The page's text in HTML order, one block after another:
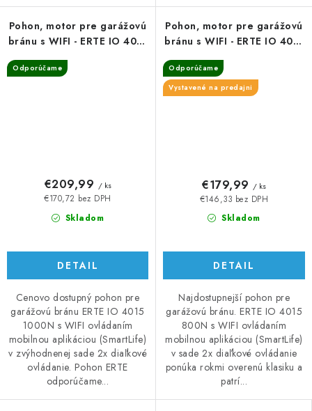
Pohon, motor pre garážovú
bránu s WIFI - ERTE IO 4015
Odporúčame
Skladom
€170,72 bez DPH
€209,99 / ks
DETAIL
Cenovo dostupný pohon pre
garážovú bránu ERTE IO 4015
1000N s WIFI ovládaním
mobilnou aplikáciou (SmartLife)
v zvýhodnenej sade 2x diaľkové
ovládanie. Pohon ERTE
odporúčame...
Pohon, motor pre garážovú
bránu s WIFI - ERTE IO 4015
Odporúčame
Vystavené na predajni
Skladom
€146,33 bez DPH
€179,99 / ks
DETAIL
Najdostupnejší pohon pre
garážovú bránu. ERTE IO 4015
800N s WIFI ovládaním
mobilnou aplikáciou (SmartLife)
v sade 2x diaľkové ovládanie
ponúka rokmi overenú klasiku a
patrí...